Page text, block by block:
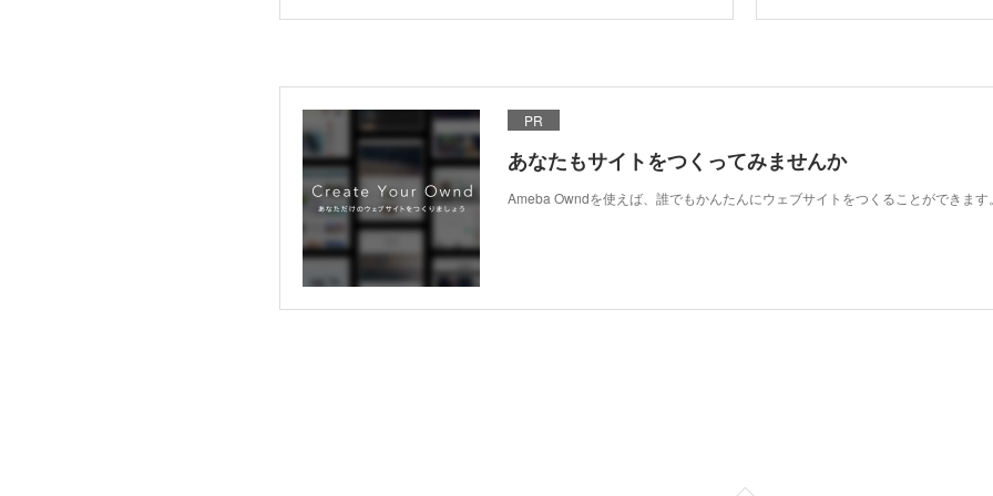
PR
あなたもサイトをつくってみませんか
Ameba Owndを使えば、誰でもかんたんにウェブサイトをつくることができます